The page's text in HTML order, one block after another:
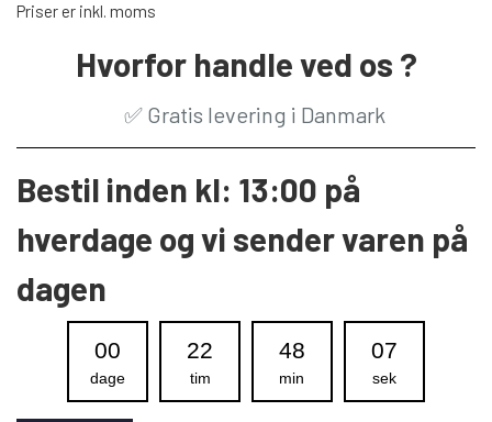
Priser er inkl. moms
Hvorfor handle ved os ?
✅ Gratis levering i Danmark
Bestil inden kl: 13:00 på
hverdage og vi sender varen på
dagen
00
dage
22
tim
48
min
07
sek